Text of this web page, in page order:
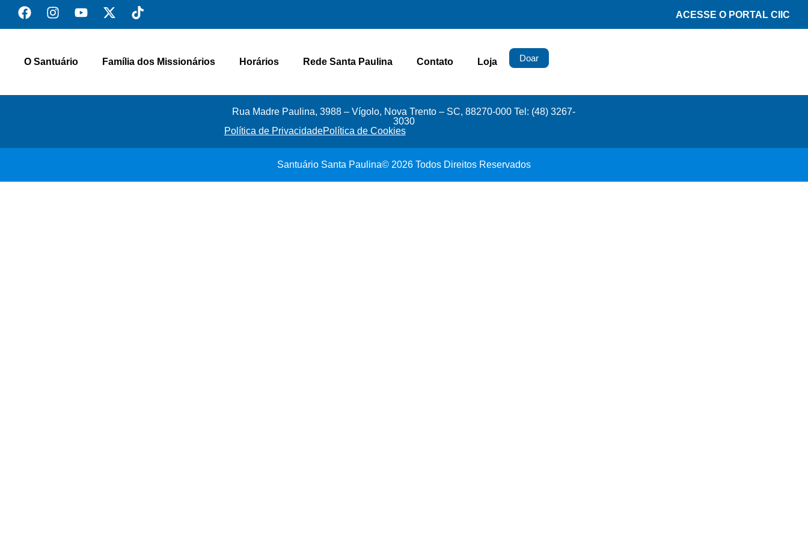
ACESSE O PORTAL CIIC
O Santuário Família dos Missionários Horários Rede Santa Paulina Contato Loja Doar
Rua Madre Paulina, 3988 – Vígolo, Nova Trento – SC, 88270-000 Tel: (48) 3267-
3030
Política de PrivacidadePolítica de Cookies
Santuário Santa Paulina© 2026 Todos Direitos Reservados